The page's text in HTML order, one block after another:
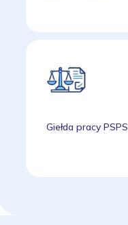
Giełda pracy PSPS